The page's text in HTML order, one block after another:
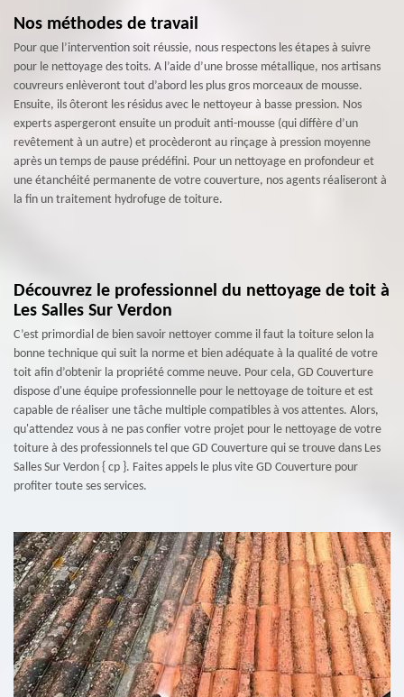
Nos méthodes de travail
Pour que l’intervention soit réussie, nous respectons les étapes à suivre
pour le nettoyage des toits. A l’aide d’une brosse métallique, nos artisans
couvreurs enlèveront tout d’abord les plus gros morceaux de mousse.
Ensuite, ils ôteront les résidus avec le nettoyeur à basse pression. Nos
experts aspergeront ensuite un produit anti-mousse (qui diffère d’un
revêtement à un autre) et procèderont au rinçage à pression moyenne
après un temps de pause prédéfini. Pour un nettoyage en profondeur et
une étanchéité permanente de votre couverture, nos agents réaliseront à
la fin un traitement hydrofuge de toiture.
Découvrez le professionnel du nettoyage de toit à
Les Salles Sur Verdon
C’est primordial de bien savoir nettoyer comme il faut la toiture selon la
bonne technique qui suit la norme et bien adéquate à la qualité de votre
toit afin d’obtenir la propriété comme neuve. Pour cela, GD Couverture
dispose d'une équipe professionnelle pour le nettoyage de toiture et est
capable de réaliser une tâche multiple compatibles à vos attentes. Alors,
qu'attendez vous à ne pas confier votre projet pour le nettoyage de votre
toiture à des professionnels tel que GD Couverture qui se trouve dans Les
Salles Sur Verdon { cp }. Faites appels le plus vite GD Couverture pour
profiter toute ses services.